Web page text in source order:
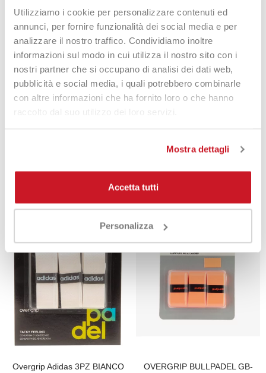
Utilizziamo i cookie per personalizzare contenuti ed
annunci, per fornire funzionalità dei social media e per
analizzare il nostro traffico. Condividiamo inoltre
informazioni sul modo in cui utilizza il nostro sito con i
nostri partner che si occupano di analisi dei dati web,
pubblicità e social media, i quali potrebbero combinarle
con altre informazioni che ha fornito loro o che hanno
raccolto dal suo utilizzo dei loro servizi.
Mostra dettagli
Accetta tutti
Personalizza
L'eccellente qualità degli OverGrip Pro's è conosciuta in tutta
Europa da anni. I Super Tacky Tape sono caratterizzati dalla
particolare sensazione "appiccicosa", durata eccellente, ottimo
assorbimento del sudore. Incluso tape di chiusura.
DETTAGLI DEL PRODOTTO
Prodotti che potrebbero
Overgrip Adidas 3PZ BIANCO
OVERGRIP BULLPADEL GB-